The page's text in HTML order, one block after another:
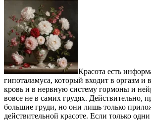
Красота есть
гипоталамуса, который входит в оргазм и
кровь и в нервную систему гормоны и
вовсе не в самих грудях. Действительно,
большие груди, но они лишь только
действительной красоте. Если только